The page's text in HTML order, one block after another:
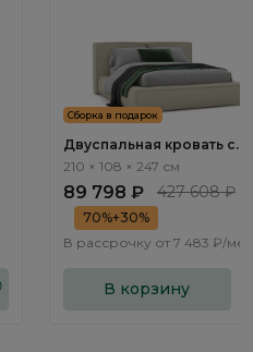
Сборка в подарок
Двуспальная кровать с
подъемным механизмом
NK263.02
210 × 108 × 247 см
89 798 ₽ 427 608 ₽
70%+30%
В рассрочку от 7 483 ₽/
В корзину